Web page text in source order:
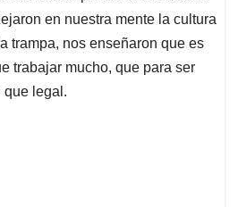
en nuestra mente la cultura
trampa, nos enseñaron que es
trabajar mucho, que para ser
que legal.